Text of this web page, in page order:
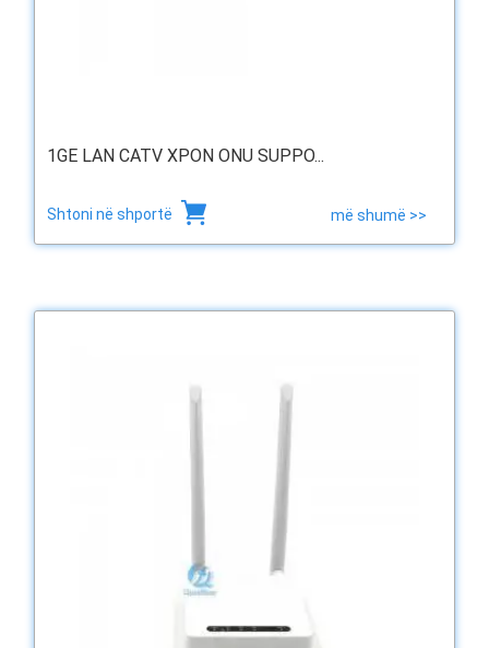
1GE LAN CATV XPON ONU SUPPO...
Shtoni në shportë më shumë >>